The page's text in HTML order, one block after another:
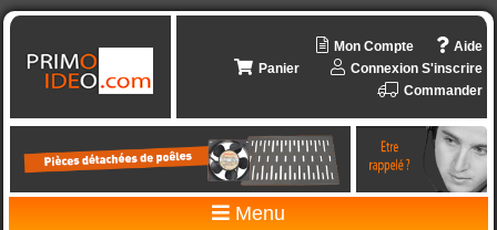
Aide
Mon Compte
Connexion S'inscrire
Panier
Commander
Menu